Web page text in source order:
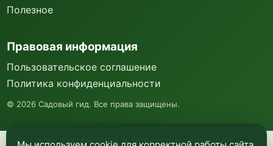
Мы используем куки и Яндекс Метрику для
Полезное
Правовая информация
Пользовательское соглашение
Политика конфиденциальности
© 2026 Садовый гид. Все права защищены.